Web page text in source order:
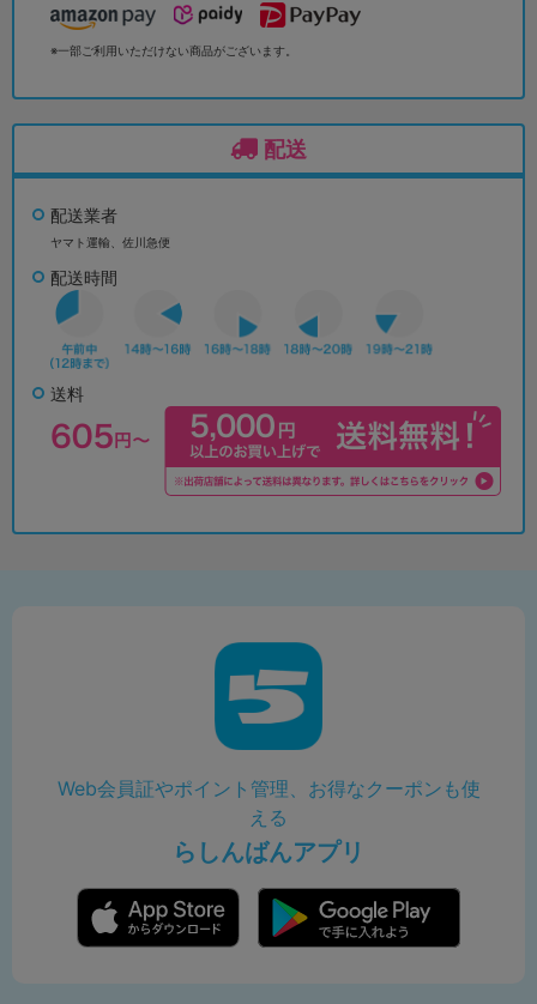
※一部ご利用いただけない商品がございます。
配送
配送業者
ヤマト運輸、佐川急便
配送時間
送料
Web会員証やポイント管理、お得なクーポンも使
える
らしんばんアプリ